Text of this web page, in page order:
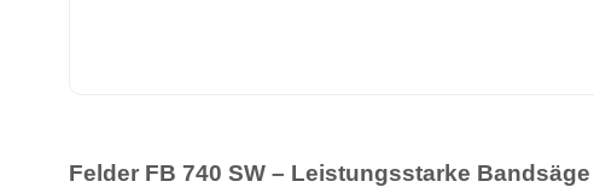
Felder FB 740 SW – Leistungsstarke